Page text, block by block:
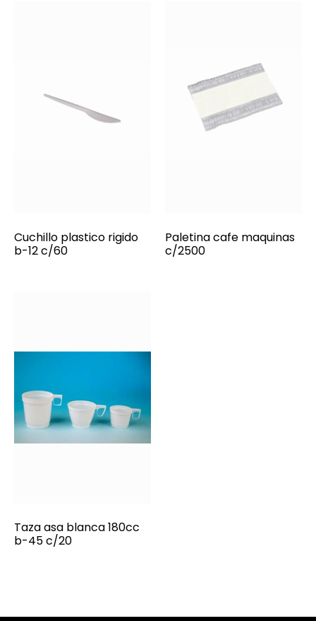
Cuchillo plastico rigido
b-12 c/60
Paletina cafe maquinas
c/2500
Taza asa blanca 180cc
b-45 c/20